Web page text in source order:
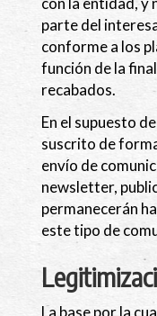
parte del
conforme a los
función de la
recabados.
En el supuesto
suscrito de
envío de
newsletter,
permanecerán
este tipo de
La base por la